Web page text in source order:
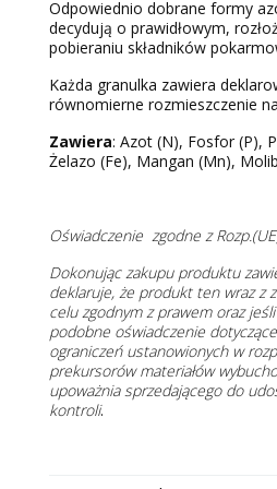
Odpowiednio dobrane formy
decydują o prawidłowym,
pobieraniu składników
Każda granulka zawiera
równomierne rozmieszczenie
Zawiera: Azot (N), Fosfor (P),
Żelazo (Fe), Mangan (Mn),
Oświadczenie zgodne z
Dokonując zakupu produktu
deklaruje, że produkt ten wraz z
celu zgodnym z prawem oraz
podobne oświadczenie
ograniczeń ustanowionych w
prekursorów materiałów
upoważnia sprzedającego do
kontroli.